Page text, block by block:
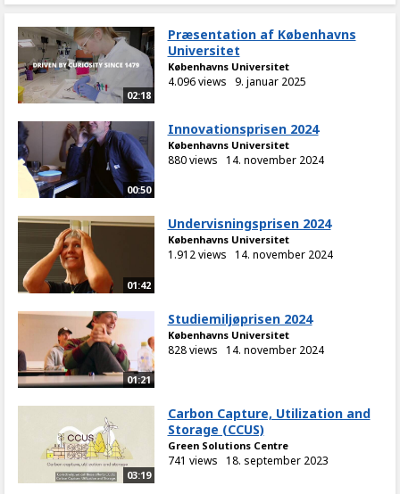
02:18
Præsentation af Københavns
Universitet
Københavns Universitet
4.096 views 9. januar 2025
00:50
Innovationsprisen 2024
Københavns Universitet
880 views 14. november 2024
01:42
Undervisningsprisen 2024
Københavns Universitet
1.912 views 14. november 2024
01:21
Studiemiljøprisen 2024
Københavns Universitet
828 views 14. november 2024
03:19
Carbon Capture, Utilization and
Storage (CCUS)
Green Solutions Centre
741 views 18. september 2023